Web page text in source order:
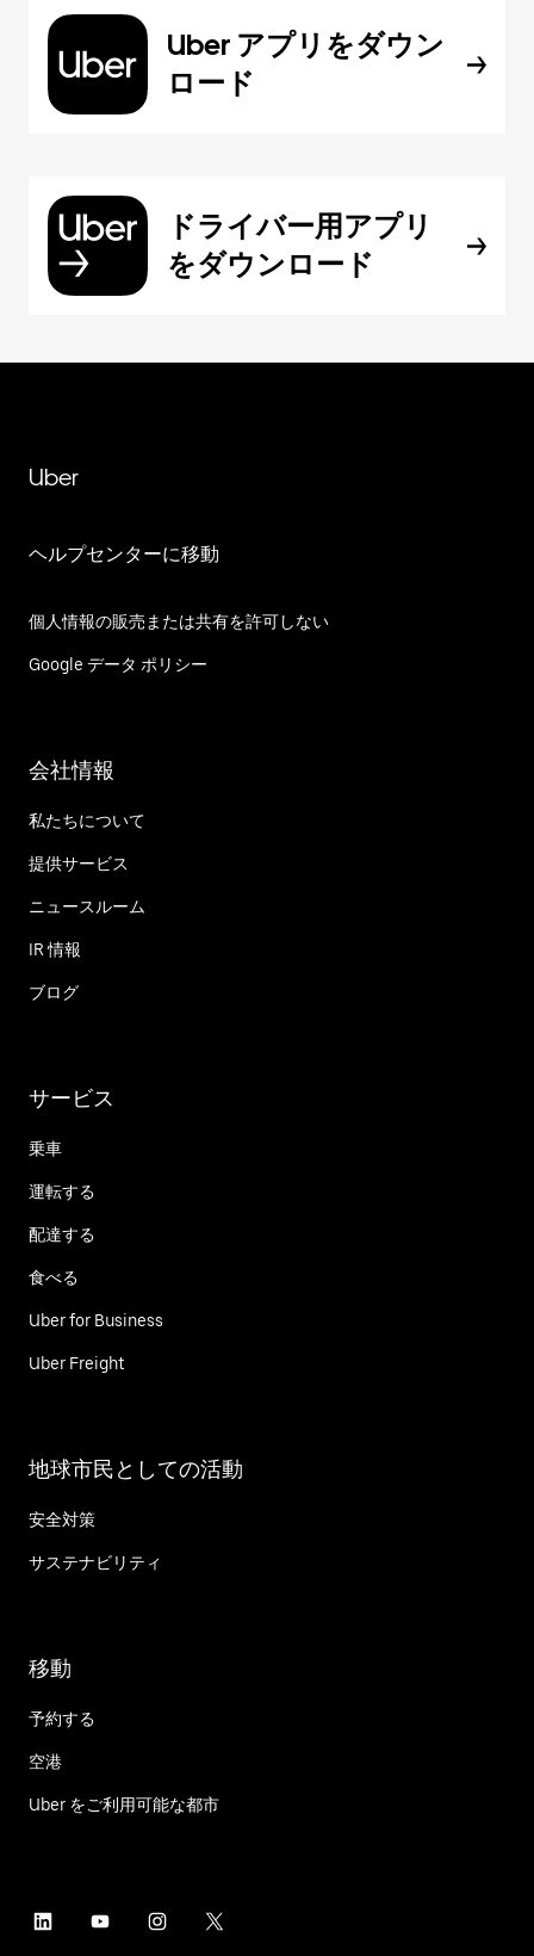
Uber アプリをダウン
ロード
ドライバー用アプリ
をダウンロード
Uber
ヘルプセンターに移動
個人情報の販売または共有を許可しない
Google データ ポリシー
会社情報
私たちについて
提供サービス
ニュースルーム
IR 情報
ブログ
サービス
乗車
運転する
配達する
食べる
Uber for Business
Uber Freight
地球市民としての活動
安全対策
サステナビリティ
移動
予約する
空港
Uber をご利用可能な都市